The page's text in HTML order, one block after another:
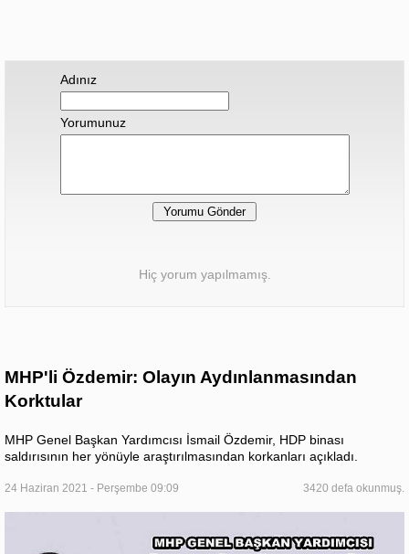
Adınız
Yorumunuz
Hiç yorum yapılmamış.
MHP'li Özdemir: Olayın Aydınlanmasından
Korktular
MHP Genel Başkan Yardımcısı İsmail Özdemir, HDP binası
saldırısının her yönüyle araştırılmasından korkanları açıkladı.
24 Haziran 2021 - Perşembe 09:09 3420 defa okunmuş.